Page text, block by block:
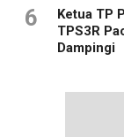
6
Ketua TP
TPS3R
Dampingi